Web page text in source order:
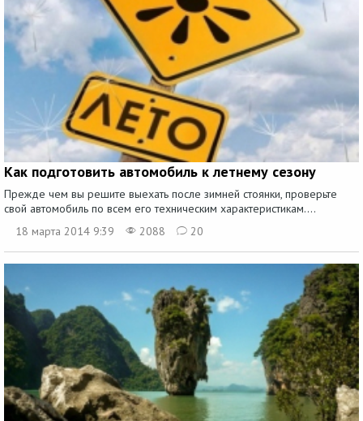
Как подготовить автомобиль к летнему сезону
Прежде чем вы решите выехать после зимней стоянки, проверьте
свой автомобиль по всем его техническим характеристикам....
18 марта 2014 9:39
2088 20